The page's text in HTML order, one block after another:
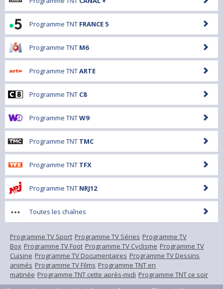
Programme TNT FRANCE 5
Programme TNT M6
Programme TNTARTE
Programme TNT C8
Programme TNTW9
Programme TNT TMC
Programme TNT TFX
Programme TNT NRJ12
Toutes les chaînes
Programme TV Sport Programme TV Séries Programme TV
Box Programme TV Foot Programme TV Cyclisme Programme TV
Cuisine Programme TV Documentaires Programme TV Dessins
animés Programme TV Films Programme TNT en
matinée Programme TNT cette après-midi Programme TNT ce soir